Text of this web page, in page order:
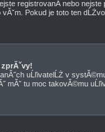
registrovanĂ­ nebo nejste
Pokud je toto ten
uĹľivatelĹŻ v
mĂˇ tu moc takovĂ©mu